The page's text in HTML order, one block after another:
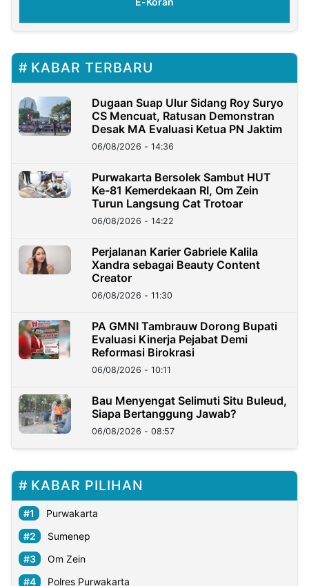
KABAR TERBARU
Dugaan Suap Ulur Sidang Roy Suryo
CS Mencuat, Ratusan Demonstran
Desak MA Evaluasi Ketua PN Jaktim
06/08/2026 - 14:36
Purwakarta Bersolek Sambut HUT
Ke-81 Kemerdekaan RI, Om Zein
Turun Langsung Cat Trotoar
06/08/2026 - 14:22
Perjalanan Karier Gabriele Kalila
Xandra sebagai Beauty Content
Creator
06/08/2026 - 11:30
PA GMNI Tambrauw Dorong Bupati
Evaluasi Kinerja Pejabat Demi
Reformasi Birokrasi
06/08/2026 - 10:11
Bau Menyengat Selimuti Situ Buleud,
Siapa Bertanggung Jawab?
06/08/2026 - 08:57
KABAR PILIHAN
Purwakarta
Sumenep
Om Zein
Polres Purwakarta